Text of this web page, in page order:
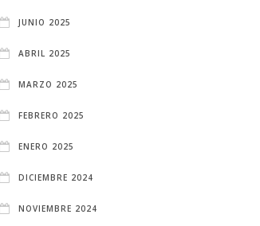
JUNIO 2025
ABRIL 2025
MARZO 2025
FEBRERO 2025
ENERO 2025
DICIEMBRE 2024
NOVIEMBRE 2024